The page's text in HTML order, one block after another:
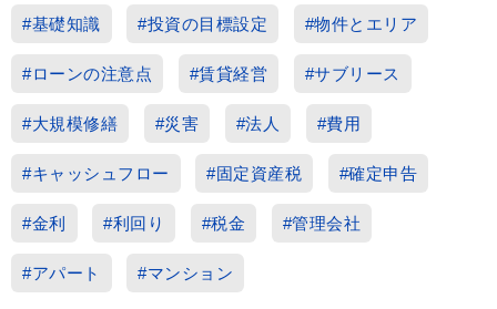
#基礎知識 #投資の目標設定 #物件とエリア
#ローンの注意点 #賃貸経営 #サブリース
#大規模修繕 #災害 #法人 #費用
#キャッシュフロー #固定資産税 #確定申告
#金利 #利回り #税金 #管理会社
#アパート #マンション